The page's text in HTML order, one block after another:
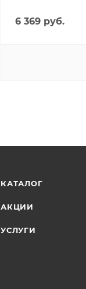
МДФ, Стекло
6 369 руб.
КАТАЛОГ
АКЦИИ
УСЛУГИ